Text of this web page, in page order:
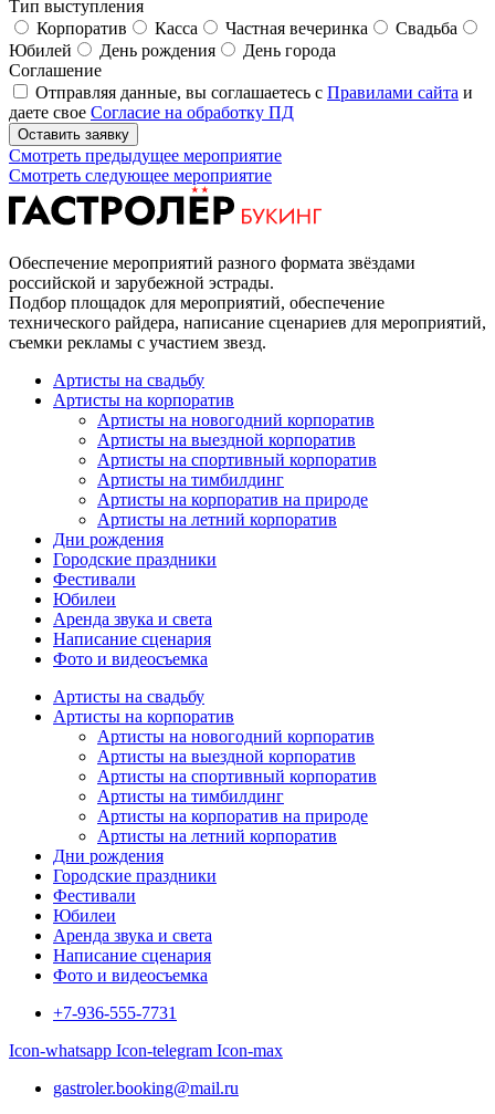
Тип выступления
Корпоратив
Касса Частная вечеринка
Свадьба
Юбилей
День рождения
День города
Соглашение
Отправляя данные, вы соглашаетесь с Правилами сайта и
даете свое Согласие на обработку ПД
Оставить заявку
Смотреть предыдущее мероприятие
Смотреть следующее мероприятие
Обеспечение мероприятий разного формата звёздами
российской и зарубежной эстрады.
Подбор площадок для мероприятий, обеспечение
технического райдера, написание сценариев для мероприятий,
съемки рекламы с участием звезд.
Артисты на свадьбу
Артисты на корпоратив
Артисты на новогодний корпоратив
Артисты на выездной корпоратив
Артисты на спортивный корпоратив
Артисты на тимбилдинг
Артисты на корпоратив на природе
Артисты на летний корпоратив
Дни рождения
Городские праздники
Фестивали
Юбилеи
Аренда звука и света
Написание сценария
Фото и видеосъемка
Артисты на свадьбу
Артисты на корпоратив
Артисты на новогодний корпоратив
Артисты на выездной корпоратив
Артисты на спортивный корпоратив
Артисты на тимбилдинг
Артисты на корпоратив на природе
Артисты на летний корпоратив
Дни рождения
Городские праздники
Фестивали
Юбилеи
Аренда звука и света
Написание сценария
Фото и видеосъемка
+7-936-555-7731
Icon-whatsapp Icon-telegram Icon-max
gastroler.booking@mail.ru